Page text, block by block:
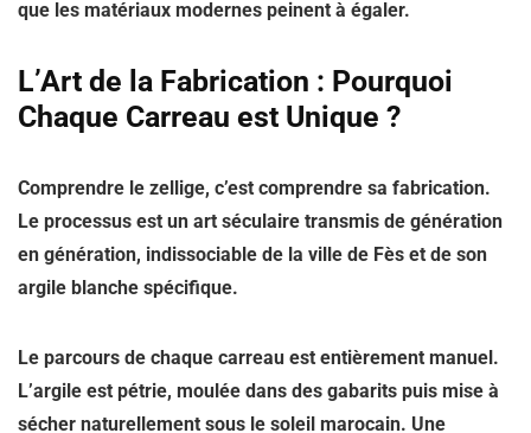
que les matériaux modernes peinent à égaler.
L’Art de la Fabrication : Pourquoi
Chaque Carreau est Unique ?
Comprendre le zellige, c’est comprendre sa fabrication.
Le processus est un art séculaire transmis de génération
en génération, indissociable de la ville de Fès et de son
argile blanche spécifique.
Le parcours de chaque carreau est entièrement manuel.
L’argile est pétrie, moulée dans des gabarits puis mise à
sécher naturellement sous le soleil marocain. Une